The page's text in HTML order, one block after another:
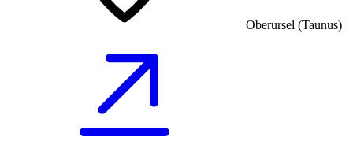
Oberursel (Taunus)